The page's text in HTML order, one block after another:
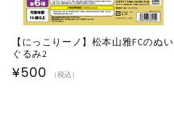
【にっこりーノ】松本山雅FCのぬい
ぐるみ2
通
¥500 （税込）